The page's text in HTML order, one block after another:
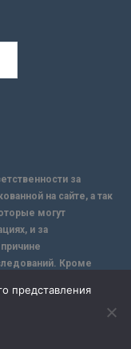
за
на сайте, а так
могут
и за
Кроме
ответственности за
представления